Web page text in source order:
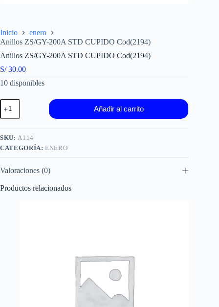
Inicio
enero
Anillos ZS/GY-200A STD CUPIDO Cod(2194)
Anillos ZS/GY-200A STD CUPIDO Cod(2194)
S/30.00
10 disponibles
Anillos
ZS/GY-
200A
STD
CUPIDO
Cod(2194)
cantidad
Añadir al carrito
SKU: A114
CATEGORÍA:ENERO
Valoraciones (0)
Productos relacionados